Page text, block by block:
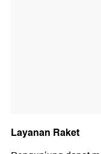
Layanan Raket